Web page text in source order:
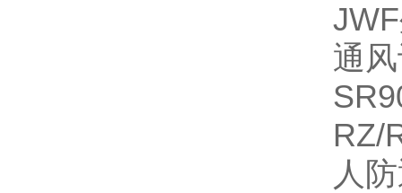
通
RZ/
人